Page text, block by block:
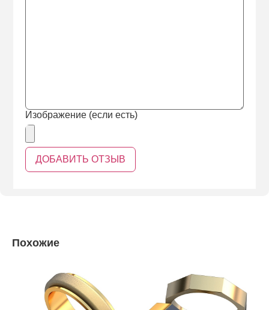
Изображение (если есть)
Похожие